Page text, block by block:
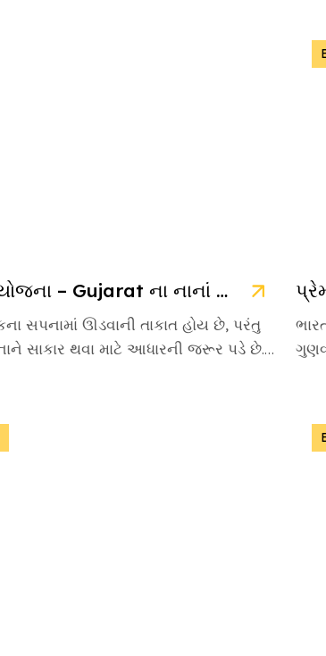
પ્રેમાળ યોજના – Gujarat ના નાનાં બાળકો માટે આશાની નવી કિરણ
સપનામાં ઊડવાની તાકાત હોય છે, પરંતુ
સાકાર થવા માટે આધારની જરૂર પડે છે.